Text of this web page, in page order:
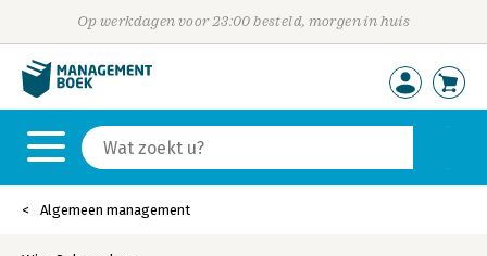
Op werkdagen voor 23:00 besteld, morgen in huis
Algemeen management